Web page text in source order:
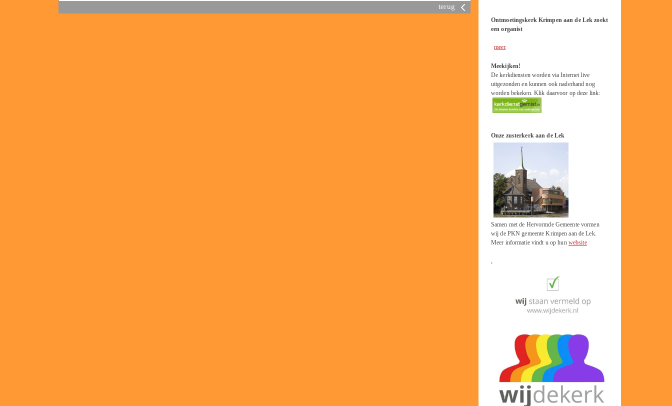
terug
Ontmoetingskerk Krimpen aan de Lek zoekt
een organist
meer
Meekijken!
De kerkdiensten worden via Internet live
uitgezonden en kunnen ook naderhand nog
worden bekeken. Klik daarvoor op deze link:
Onze zusterkerk aan de Lek
Samen met de Hervormde Gemeente vormen
wij de PKN gemeente Krimpen aan de Lek.
Meer informatie vindt u op hun website
.